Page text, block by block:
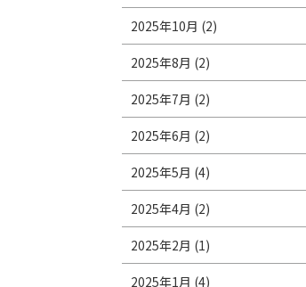
2025年10月 (2)
2025年8月 (2)
2025年7月 (2)
2025年6月 (2)
2025年5月 (4)
2025年4月 (2)
2025年2月 (1)
2025年1月 (4)